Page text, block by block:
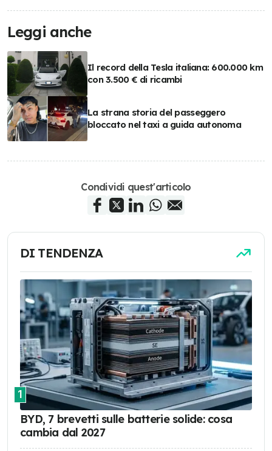
Leggi anche
Il record della Tesla italiana: 600.000 km
con 3.500 € di ricambi
La strana storia del passeggero
bloccato nel taxi a guida autonoma
Condividi quest'articolo
DI TENDENZA
1
BYD, 7 brevetti sulle batterie solide: cosa
cambia dal 2027